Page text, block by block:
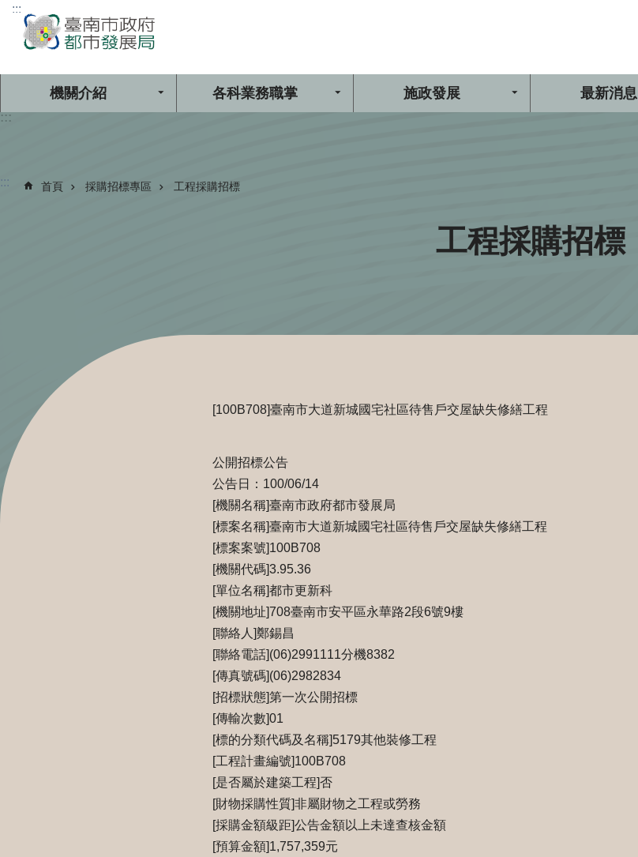
跳到主要內容區塊
:::
:::
機關介紹 各科業務職掌 施政發展 最新消息
::: 首頁 採購招標專區 工程採購招標
工程採購招標
[100B708]臺南市大道新城國宅社區待售戶交屋缺失修繕工程
公開招標公告
公告日：100/06/14
[機關名稱]臺南市政府都市發展局
[標案名稱]臺南市大道新城國宅社區待售戶交屋缺失修繕工程
[標案案號]100B708
[機關代碼]3.95.36
[單位名稱]都市更新科
[機關地址]708臺南市安平區永華路2段6號9樓
[聯絡人]鄭錫昌
[聯絡電話](06)2991111分機8382
[傳真號碼](06)2982834
[招標狀態]第一次公開招標
[傳輸次數]01
[標的分類代碼及名稱]5179其他裝修工程
[工程計畫編號]100B708
[是否屬於建築工程]否
[財物採購性質]非屬財物之工程或勞務
[採購金額級距]公告金額以上未達查核金額
[預算金額]1,757,359元